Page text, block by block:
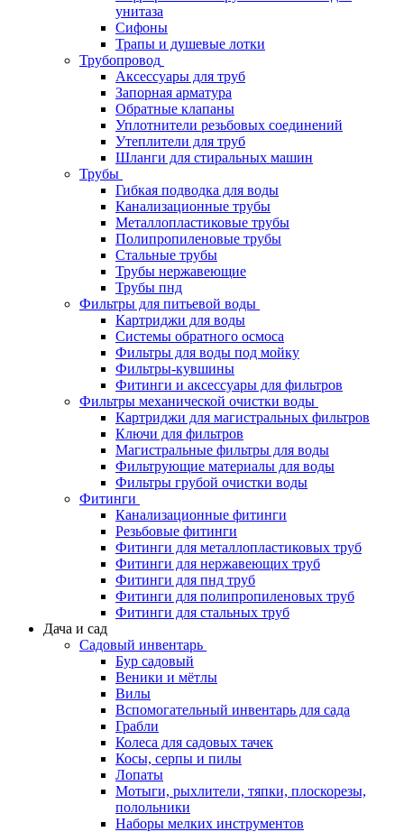
унитаза
Сифоны
Трапы и душевые лотки
Трубопровод
Аксессуары для труб
Запорная арматура
Обратные клапаны
Уплотнители резьбовых соединений
Утеплители для труб
Шланги для стиральных машин
Трубы
Гибкая подводка для воды
Канализационные трубы
Металлопластиковые трубы
Полипропиленовые трубы
Стальные трубы
Трубы нержавеющие
Трубы пнд
Фильтры для питьевой воды
Картриджи для воды
Системы обратного осмоса
Фильтры для воды под мойку
Фильтры-кувшины
Фитинги и аксессуары для фильтров
Фильтры механической очистки воды
Картриджи для магистральных фильтров
Ключи для фильтров
Магистральные фильтры для воды
Фильтрующие материалы для воды
Фильтры грубой очистки воды
Фитинги
Канализационные фитинги
Резьбовые фитинги
Фитинги для металлопластиковых труб
Фитинги для нержавеющих труб
Фитинги для пнд труб
Фитинги для полипропиленовых труб
Фитинги для стальных труб
Дача и сад
Садовый инвентарь
Бур садовый
Веники и мётлы
Вилы
Вспомогательный инвентарь для сада
Грабли
Колеса для садовых тачек
Косы, серпы и пилы
Лопаты
Мотыги, рыхлители, тяпки, плоскорезы,
полольники
Наборы мелких инструментов